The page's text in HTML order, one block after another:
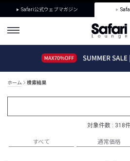
Safari公式ウェブマガジン
ホーム 検索結果
対象件数 : 318
すべて 通常価格